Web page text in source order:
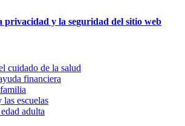
privacidad y la seguridad del sitio web
cuidado de la salud
financiera
escuelas
adulta